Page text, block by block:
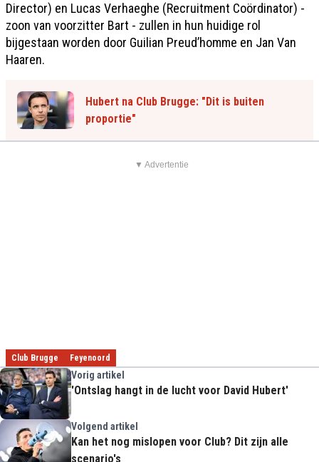
Director) en Lucas Verhaeghe (Recruitment Coördinator) -
zoon van voorzitter Bart - zullen in hun huidige rol
bijgestaan worden door Guilian Preud’homme en Jan Van
Haaren.
Hubert na Club Brugge: "Dit is buiten
proportie"
▼ Advertentie
Club Brugge Feyenoord
Vorig artikel
'Ontslag hangt in de lucht voor David Hubert'
Volgend artikel
Kan het nog mislopen voor Club? Dit zijn alle
scenario's